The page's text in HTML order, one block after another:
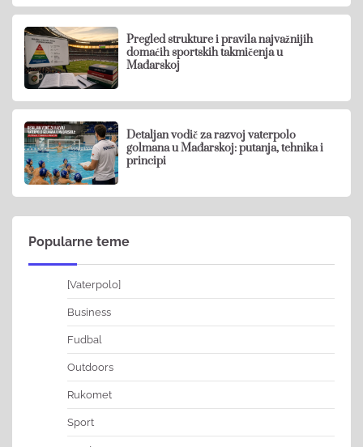
Pregled strukture i pravila najvažnijih
domaćih sportskih takmičenja u
Mađarskoj
Detaljan vodič za razvoj vaterpolo
golmana u Mađarskoj: putanja, tehnika i
principi
Popularne teme
[Vaterpolo]
Business
Fudbal
Outdoors
Rukomet
Sport